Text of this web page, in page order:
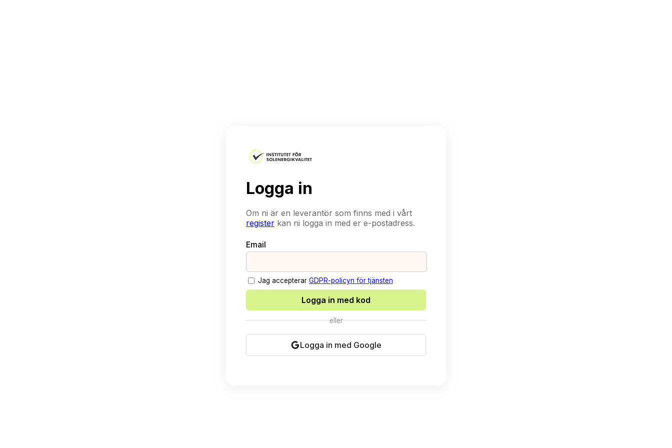
Logga in
Om ni är en leverantör som finns med i vårt
register kan ni logga in med er e-postadress.
Email
Jag accepterar GDPR-policyn för tjänsten
Logga in med kod
eller
Logga in med Google